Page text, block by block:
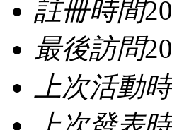
註冊時間
最後訪問
上次活動